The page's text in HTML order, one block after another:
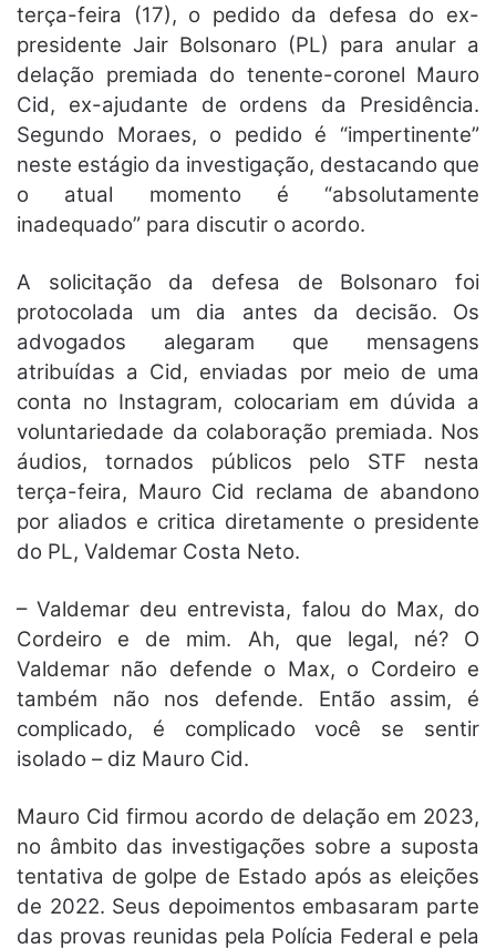
terça-feira (17), o pedido da defesa do ex-
presidente Jair Bolsonaro (PL) para anular a
delação premiada do tenente-coronel Mauro
Cid, ex-ajudante de ordens da Presidência.
Segundo Moraes, o pedido é “impertinente”
neste estágio da investigação, destacando que
o atual momento é “absolutamente
inadequado” para discutir o acordo.
A solicitação da defesa de Bolsonaro foi
protocolada um dia antes da decisão. Os
advogados alegaram que mensagens
atribuídas a Cid, enviadas por meio de uma
conta no Instagram, colocariam em dúvida a
voluntariedade da colaboração premiada. Nos
áudios, tornados públicos pelo STF nesta
terça-feira, Mauro Cid reclama de abandono
por aliados e critica diretamente o presidente
do PL, Valdemar Costa Neto.
– Valdemar deu entrevista, falou do Max, do
Cordeiro e de mim. Ah, que legal, né? O
Valdemar não defende o Max, o Cordeiro e
também não nos defende. Então assim, é
complicado, é complicado você se sentir
isolado – diz Mauro Cid.
Mauro Cid firmou acordo de delação em 2023,
no âmbito das investigações sobre a suposta
tentativa de golpe de Estado após as eleições
de 2022. Seus depoimentos embasaram parte
das provas reunidas pela Polícia Federal e pela